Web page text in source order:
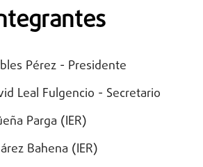
Pérez - Presidente
Leal Fulgencio - Secretario
Parga (IER)
Bahena (IER)